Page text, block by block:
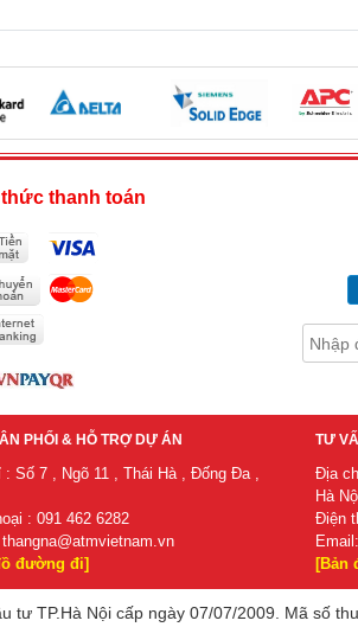
thức thanh toán
PHỐI & HỖ TRỢ DỰ ÁN
: Số 7 , Ngõ 11 , Thái Hà , Đống Đa ,
: 091 462 6282
thangna@atmvietnam.vn
đường đi]
TƯ
Địa
Hà
Điện
Email:
[Bản
tư TP.Hà Nội cấp ngày 07/07/2009. ​Mã​ số​